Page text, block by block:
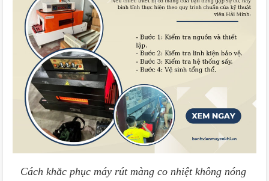
Cách khắc phục máy rút màng co nhiệt không nóng